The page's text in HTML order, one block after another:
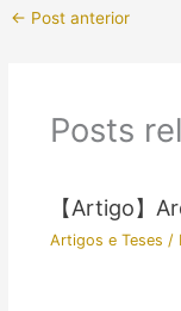
← Post anterior
Posts
【Artigo】
Artigos e Teses /